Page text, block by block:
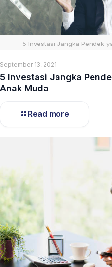
5 Investasi Jangka Pendek
September 13, 2021
5 Investasi Jangka
Anak Muda
Read more